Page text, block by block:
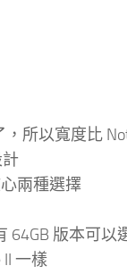
所以寬度比
兩種選擇
64GB 版本可
一樣